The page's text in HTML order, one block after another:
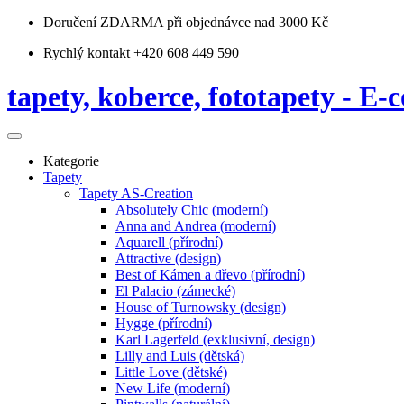
Doručení ZDARMA při objednávce nad 3000 Kč
Rychlý kontakt +420 608 449 590
tapety, koberce, fototapety - E-
Kategorie
Tapety
Tapety AS-Creation
Absolutely Chic (moderní)
Anna and Andrea (moderní)
Aquarell (přírodní)
Attractive (design)
Best of Kámen a dřevo (přírodní)
El Palacio (zámecké)
House of Turnowsky (design)
Hygge (přírodní)
Karl Lagerfeld (exklusivní, design)
Lilly and Luis (dětská)
Little Love (dětské)
New Life (moderní)